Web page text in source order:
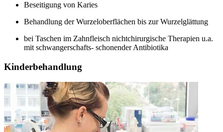
Beseitigung von Karies
Behandlung der Wurzeloberflächen bis zur Wurzelglättung
bei Taschen im Zahnfleisch nichtchirurgische Therapien u.a.
mit schwangerschafts- schonender Antibiotika
Kinderbehandlung